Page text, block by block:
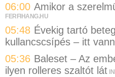
06:00 Amikor a
FERFIHANG.HU
05:48 Évekig tartó
kullancscsípés – itt
05:36 Baleset – Az
ilyen rolleres szaltót lát